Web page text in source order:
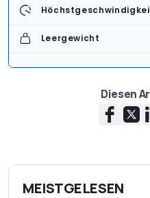
Leergewicht
Diesen
MEISTGELESEN